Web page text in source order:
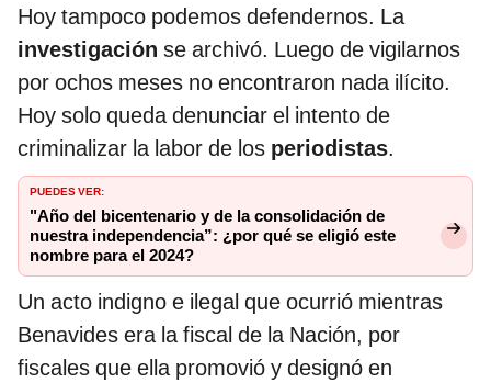
Hoy tampoco podemos defendernos. La
investigación se archivó. Luego de vigilarnos
por ochos meses no encontraron nada ilícito.
Hoy solo queda denunciar el intento de
criminalizar la labor de los periodistas.
PUEDES VER:
"Año del bicentenario y de la consolidación de
nuestra independencia”: ¿por qué se eligió este
nombre para el 2024?
Un acto indigno e ilegal que ocurrió mientras
Benavides era la fiscal de la Nación, por
fiscales que ella promovió y designó en